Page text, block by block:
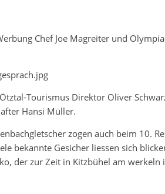
Chef Joe Magreiter und
Tourismus Direktor Oliver
Hansi Müller.
zogen auch beim 10.
bekannte Gesicher liessen sich
der zur Zeit in Kitzbühel am werkeln